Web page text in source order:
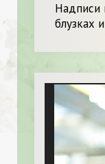
Надписи
блузках